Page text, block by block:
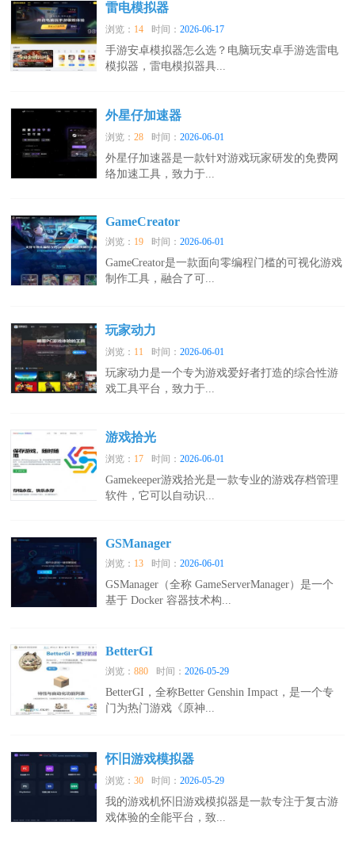
雷电模拟器
浏览： 14 时间：2026-06-17
手游安卓模拟器怎么选？电脑玩安卓手游选雷电
模拟器，雷电模拟器具...
外星仔加速器
浏览：28 时间：2026-06-01
外星仔加速器是一款针对游戏玩家研发的免费网
络加速工具，致力于...
GameCreator
浏览： 19 时间：2026-06-01
GameCreator是一款面向零编程门槛的可视化游戏
制作工具，融合了可...
玩家动力
浏览： 11 时间：2026-06-01
玩家动力是一个专为游戏爱好者打造的综合性游
戏工具平台，致力于...
游戏拾光
浏览： 17 时间：2026-06-01
Gamekeeper游戏拾光是一款专业的游戏存档管理
软件，它可以自动识...
GSManager
浏览： 13 时间：2026-06-01
GSManager（全称 GameServerManager）是一个
基于 Docker 容器技术构...
BetterGI
浏览：880 时间：2026-05-29
BetterGI，全称Better Genshin Impact，是一个专
门为热门游戏《原神...
怀旧游戏模拟器
浏览：30 时间：2026-05-29
我的游戏机怀旧游戏模拟器是一款专注于复古游
戏体验的全能平台，致...